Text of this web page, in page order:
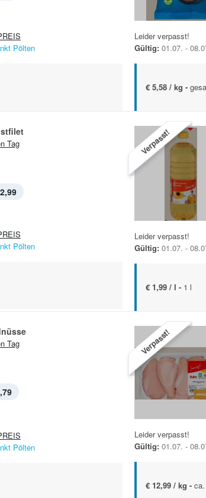
Pölten
Leider verpasst!
Gültig: 01.07. -
€ 5,58 / kg -
Tag
Pölten
Verpasst!
Leider verpasst!
Gültig: 01.07. -
€ 1,99 / l - 1 l
Tag
Pölten
Verpasst!
Leider verpasst!
Gültig: 01.07. -
€ 12,99 / kg -